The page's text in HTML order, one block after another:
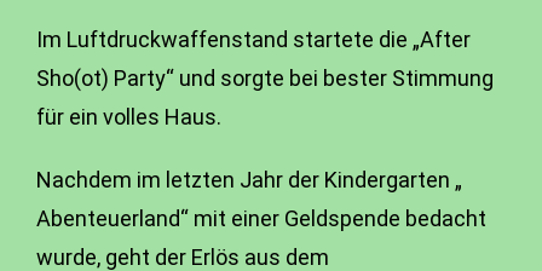
Im Luftdruckwaffenstand startete die „After
Sho(ot) Party“ und sorgte bei bester Stimmung
für ein volles Haus.
Nachdem im letzten Jahr der Kindergarten „
Abenteuerland“ mit einer Geldspende bedacht
wurde, geht der Erlös aus dem